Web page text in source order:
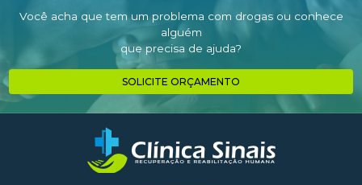
Você acha que tem um problema com drogas ou conhece
alguém
que precisa de ajuda?
SOLICITE ORÇAMENTO